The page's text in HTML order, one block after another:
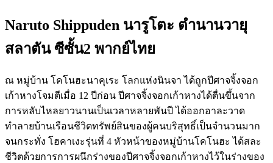
Naruto Shippuden นารูโตะ ตำนานวายุ
สลาตัน ซีซั้น2 พากย์ไทย
ณ หมู่บ้าน โคโนฮะนาคุเระ โลกแห่งนินจา ได้ถูกปีศาจจิ้งจอก
เก้าหางโจมตีเมื่อ 12 ปีก่อน ปีศาจจิ้งจอกเก้าหางได้ตื่นขึ้นจาก
การหลับไหลยาวนานเป็นเวลาหลายพันปี ได้ออกอาละวาด
ทำลายบ้านเรือนชีวิตทรัพย์สินของผู้คนบริสุทธิ์เป็นจำนวนมาก
จนกระทั่ง โฮคาเงะรุ่นที่ 4 หัวหน้าของหมู่บ้านโคโนฮะ ได้สละ
ชีวิตด้วยการการผนึกร่างของปีศาจจิ้งจอกเก้าหางไว้ในร่างของ